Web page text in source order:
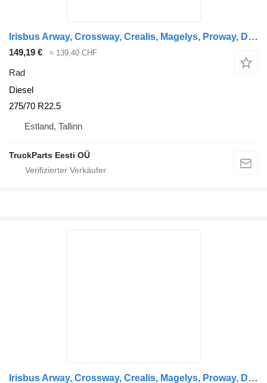
Irisbus Arway, Crossway, Crealis, Magelys, Proway, Daily Tourys (2006-) Sava CROSSWAY (01.06-)
149,19 € ≈ 139,40 CHF
Rad
Diesel
275/70 R22.5
Estland, Tallinn
TruckParts Eesti OÜ
Irisbus Arway, Crossway, Crealis, Magelys, Proway, Daily Tourys (2006-) Sava CROSSWAY (01.06-)